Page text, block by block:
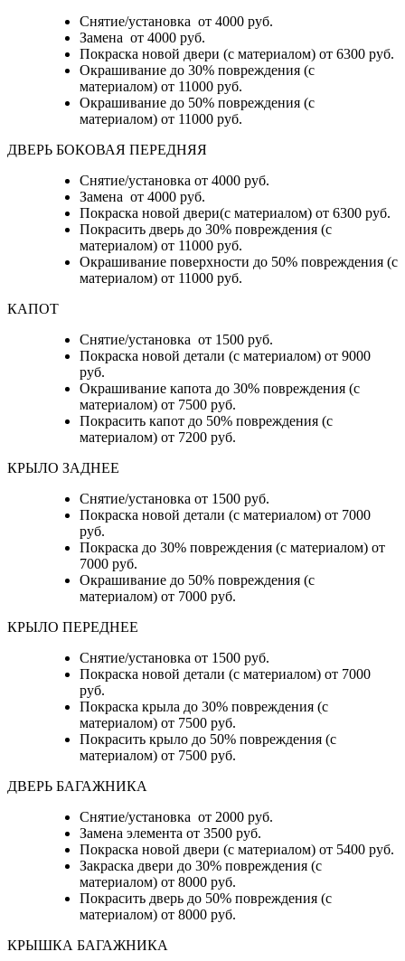
Снятие/установка от 4000 руб.
Замена от 4000 руб.
Покраска новой двери (с материалом) от 6300 руб.
Окрашивание до 30% повреждения (с
материалом) от 11000 руб.
Окрашивание до 50% повреждения (с
материалом) от 11000 руб.
ДВЕРЬ БОКОВАЯ ПЕРЕДНЯЯ
Снятие/установка от 4000 руб.
Замена от 4000 руб.
Покраска новой двери(с материалом) от 6300 руб.
Покрасить дверь до 30% повреждения (с
материалом) от 11000 руб.
Окрашивание поверхности до 50% повреждения (с
материалом) от 11000 руб.
КАПОТ
Снятие/установка от 1500 руб.
Покраска новой детали (с материалом) от 9000
руб.
Окрашивание капота до 30% повреждения (с
материалом) от 7500 руб.
Покрасить капот до 50% повреждения (с
материалом) от 7200 руб.
КРЫЛО ЗАДНЕЕ
Снятие/установка от 1500 руб.
Покраска новой детали (с материалом) от 7000
руб.
Покраска до 30% повреждения (с материалом) от
7000 руб.
Окрашивание до 50% повреждения (с
материалом) от 7000 руб.
КРЫЛО ПЕРЕДНЕЕ
Снятие/установка от 1500 руб.
Покраска новой детали (с материалом) от 7000
руб.
Покраска крыла до 30% повреждения (с
материалом) от 7500 руб.
Покрасить крыло до 50% повреждения (с
материалом) от 7500 руб.
ДВЕРЬ БАГАЖНИКА
Снятие/установка от 2000 руб.
Замена элемента от 3500 руб.
Покраска новой двери (с материалом) от 5400 руб.
Закраска двери до 30% повреждения (с
материалом) от 8000 руб.
Покрасить дверь до 50% повреждения (с
материалом) от 8000 руб.
КРЫШКА БАГАЖНИКА